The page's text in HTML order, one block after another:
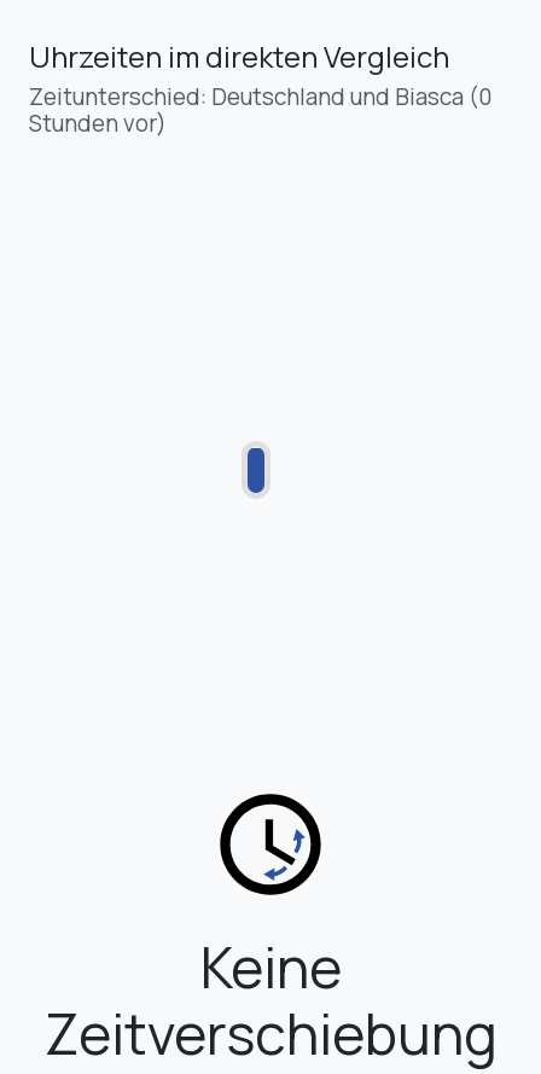
Uhrzeiten im direkten Vergleich
Zeitunterschied: Deutschland und Biasca (0
Stunden vor)
Keine
Zeitverschiebung